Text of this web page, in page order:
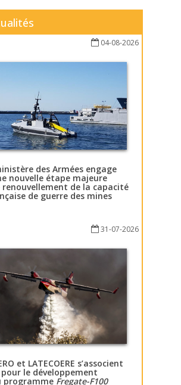
04-08-2026
des Armées engage
nouvelle étape majeure
renouvellement de la capacité
de guerre des mines
31-07-2026
et LATECOERE s’associent
pour le développement
programme Fregate-F100